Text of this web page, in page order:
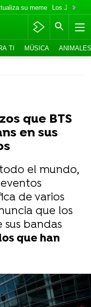
su meme Los Jonas
TI MÚSICA ANIMALES
que BTS
en sus
el mundo,
de varios
que los
sus bandas
que han